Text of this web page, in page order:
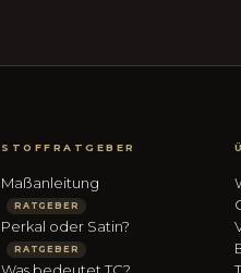
STOFFRATGEBER
Maßanleitung
RATGEBER
Perkal oder Satin?
RATGEBER
Was bedeutet TC?